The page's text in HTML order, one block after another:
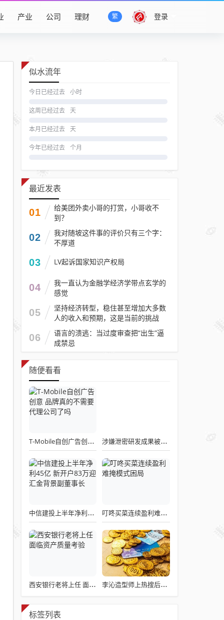
登录
繁
产业 公司 理财
似水流年
今日已经过去 小时
这周已经过去 天
本月已经过去 天
今年已经过去 个月
最近发表
01
给美团外卖小哥的打赏，小哥收不
到？
02
我对随坡这件事的评价只有三个字：
不厚道
03 LV起诉国家知识产权局
04
我一直认为金融学经济学带点玄学的
感觉
05
坚持经济转型，稳住甚至增加大多数
人的收入和预期，这是当前的挑战
06
语言的溃逃：当过度审查把“出生”逼
成禁忌
随便看看
T-Mobile自创广告创意 品牌真的不需要代理公司了吗 涉嫌泄密研发成果被用于千万项目申请
中信建投上半年净利45亿 新开户83万迎汇金背景副董事长 叮咚买菜连续盈利难掩模式困局
西安银行老将上任 面临资产质量考验 李沁造型师上热搜后立马换衣服了
标签列表